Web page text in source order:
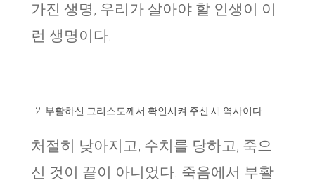
가진 생명, 우리가 살아야 할 인생이 이
런 생명이다.
부활하신 그리스도께서 확인시켜 주신 새 역사이다.
처절히 낮아지고, 수치를 당하고, 죽으
신 것이 끝이 아니었다. 죽음에서 부활